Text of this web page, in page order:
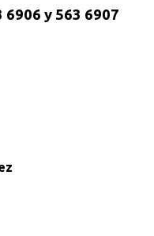
y 563 6907